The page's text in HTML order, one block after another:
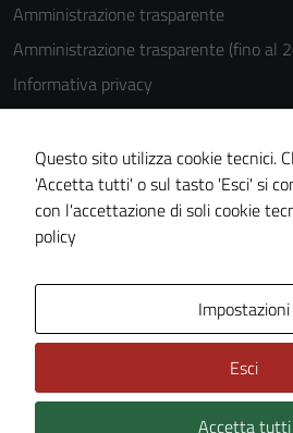
Amministrazione trasparente
Amministrazione trasparente (fino al
Informativa privacy
Cookie Policy
Note legali
Dichiarazione di accessibilità
Piano di miglioramento del sito
Questo sito utilizza cookie tecnici.
'Accetta tutti' o sul tasto 'Esci' si
con l'accettazione di soli cookie
policy
Impostazioni
Esci
Accetta tutti